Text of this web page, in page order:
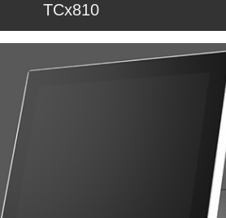
TCx810